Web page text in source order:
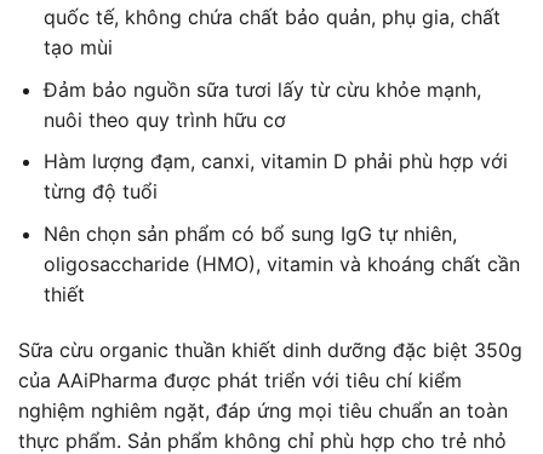
quốc tế, không chứa chất bảo quản, phụ gia, chất
tạo mùi
Đảm bảo nguồn sữa tươi lấy từ cừu khỏe mạnh,
nuôi theo quy trình hữu cơ
Hàm lượng đạm, canxi, vitamin D phải phù hợp với
từng độ tuổi
Nên chọn sản phẩm có bổ sung IgG tự nhiên,
oligosaccharide (HMO), vitamin và khoáng chất cần
thiết
Sữa cừu organic thuần khiết dinh dưỡng đặc biệt 350g
của AAiPharma được phát triển với tiêu chí kiểm
nghiệm nghiêm ngặt, đáp ứng mọi tiêu chuẩn an toàn
thực phẩm. Sản phẩm không chỉ phù hợp cho trẻ nhỏ